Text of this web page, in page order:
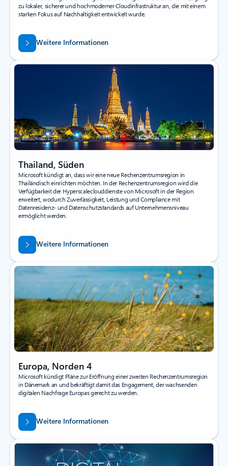
zu lokaler, sicherer und hochmoderner Cloudinfrastruktur an, die mit einem
starken Fokus auf Nachhaltigkeit entwickelt wurde.
Weitere Informationen
Thailand, Süden
Microsoft kündigt an, dass wir eine neue Rechenzentrumsregion in
Thailändisch einrichten möchten. In der Rechenzentrumsregion wird die
Verfügbarkeit der Hyperscaleclouddienste von Microsoft in der Region
erweitert, wodurch Zuverlässigkeit, Leistung und Compliance mit
Datenresidenz- und Datenschutzstandards auf Unternehmensniveau
ermöglicht werden.
Weitere Informationen
Europa, Norden 4
Microsoft kündigt Pläne zur Eröffnung einer zweiten Rechenzentrumsregion
in Dänemark an und bekräftigt damit das Engagement, der wachsenden
digitalen Nachfrage Europas gerecht zu werden.
Weitere Informationen